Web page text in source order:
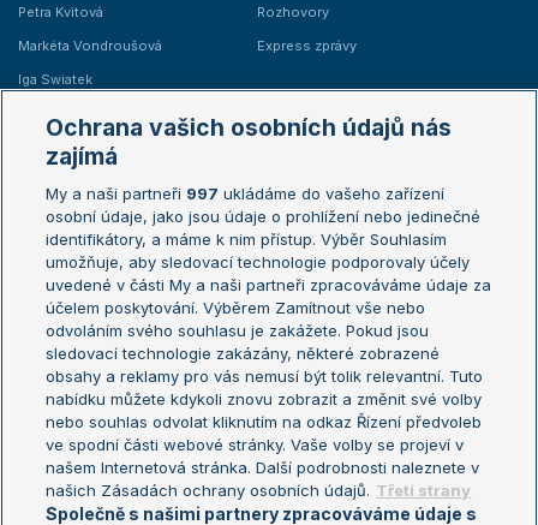
Petra Kvitová
Markéta Vondroušová
Iga Swiatek
Rozhovory
Express zprávy
Žebříčky
Žebříček ATP (muži)
Žebříček WTA (ženy)
Sázkařský žebříček
Australian Open
French Open
Wimbledon
US Open
Turnaj mistrů
Turnaj mistryň
Aktualní trendy
Fotbalové přestupy
Livesport Daily
LS Prague Open
Ochrana vašich osobních údajů nás
zajímá
My a naši partneři 997 ukládáme do vašeho zařízení
osobní údaje, jako jsou údaje o prohlížení nebo jedinečné
identifikátory, a máme k nim přístup. Výběr Souhlasím
umožňuje, aby sledovací technologie podporovaly účely
uvedené v části My a naši partneři zpracováváme údaje za
účelem poskytování. Výběrem Zamítnout vše nebo
odvoláním svého souhlasu je zakážete. Pokud jsou
sledovací technologie zakázány, některé zobrazené
obsahy a reklamy pro vás nemusí být tolik relevantní. Tuto
nabídku můžete kdykoli znovu zobrazit a změnit své volby
nebo souhlas odvolat kliknutím na odkaz Řízení předvoleb
ve spodní části webové stránky. Vaše volby se projeví v
našem Internetová stránka. Další podrobnosti naleznete v
našich Zásadách ochrany osobních údajů. Třetí strany
Společně s našimi partnery zpracováváme údaje s